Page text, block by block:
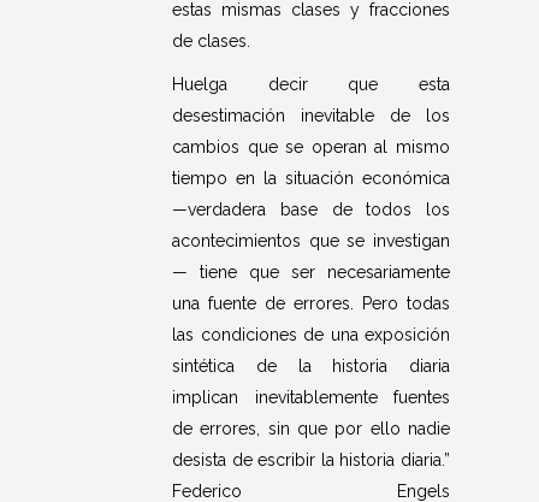
estas mismas clases y fracciones
de clases.
Huelga decir que esta
desestimación inevitable de los
cambios que se operan al mismo
tiempo en la situación económica
—verdadera base de todos los
acontecimientos que se investigan
— tiene que ser necesariamente
una fuente de errores. Pero todas
las condiciones de una exposición
sintética de la historia diaria
implican inevitablemente fuentes
de errores, sin que por ello nadie
desista de escribir la historia diaria.”
Federico Engels